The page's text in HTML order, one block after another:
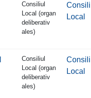
Consiliul
Local (organ
deliberativ
ales)
Local
Consiliul
Local (organ
deliberativ
ales)
Local